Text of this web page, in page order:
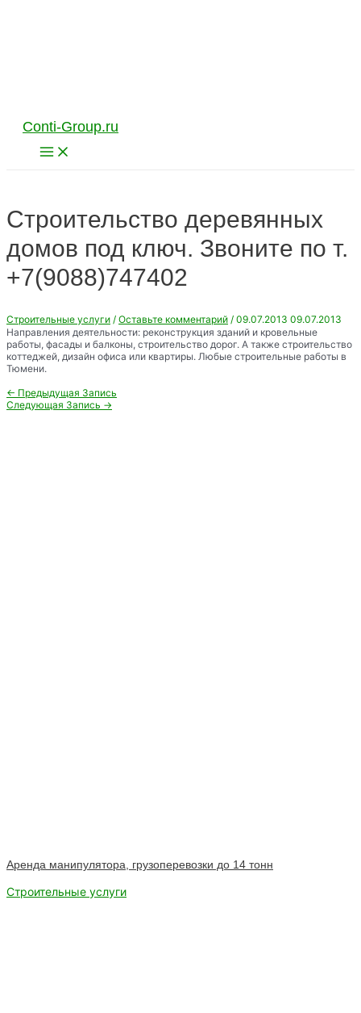
Conti-Group.ru
Main
Menu
Строительство деревянных
домов под ключ. Звоните по т.
+7(9088)747402
Строительные услуги / Оставьте комментарий / 09.07.2013 09.07.2013
Направления деятельности: реконструкция зданий и кровельные
работы, фасады и балконы, строительство дорог. А также строительство
коттеджей, дизайн офиса или квартиры. Любые строительные работы в
Тюмени.
Навигация
по
← Предыдущая Запись
Следующая Запись →
Аренда манипулятора, грузоперевозки до 14 тонн
Строительные услуги